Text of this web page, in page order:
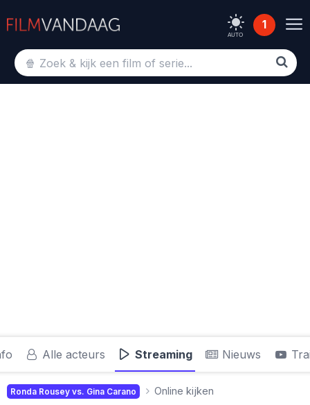
AUTO
1
Alle acteurs Streaming Nieuws
Ronda Rousey vs. Gina Carano Online kijken